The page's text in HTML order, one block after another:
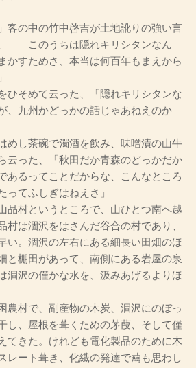
客の中の竹中啓吉が土地訛りの強い言
――このうちは隠れキリシタンなん
かすためさ、本当は何百年もまえから
ひそめて云った、「隠れキリシタンな
、九州かどっかの話じゃあねえのか
めし茶碗で濁酒を飲み、味噌漬の山牛
云った、「秋田だか青森のどっかだか
あるってことだからな、こんなところ
ってふしぎはねえさ」
品村というところで、山ひとつ南へ越
村は涸沢をはさんだ谷合の村であり、
い。涸沢の左右にある細長い田畑のほ
と棚田があって、南側にある岩屋の泉
涸沢の僅かな水を、汲みあげるよりほ
村で、副産物の木炭、涸沢にのぼっ
し、屋根を葺くための茅葭、そして僅
てきた。けれども電化製品のために木
レート葺き、化繊の発達で繭も思わし